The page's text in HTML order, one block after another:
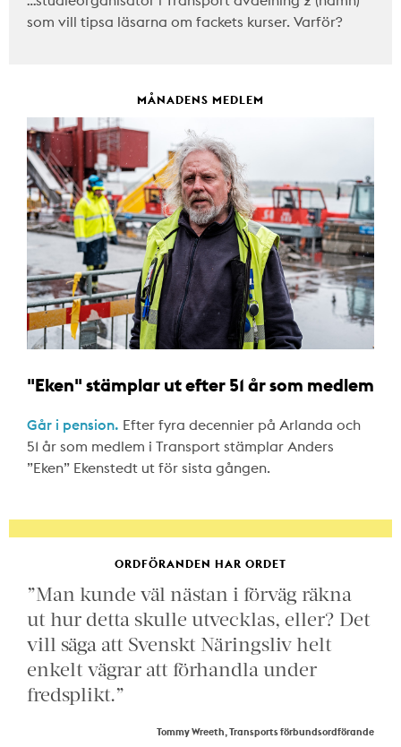
som vill tipsa läsarna om fackets kurser. Varför?
MÅNADENS MEDLEM
"Eken" stämplar ut efter 51 år som medlem
Går i pension. Efter fyra decennier på Arlanda och
51 år som medlem i Transport stämplar Anders
”Eken” Ekenstedt ut för sista gången.
ORDFÖRANDEN HAR ORDET
”Man kunde väl nästan i förväg räkna
ut hur detta skulle utvecklas, eller? Det
vill säga att Svenskt Näringsliv helt
enkelt vägrar att förhandla under
fredsplikt.”
Tommy Wreeth, Transports förbundsordförande